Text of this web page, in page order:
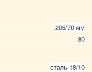
205/70 мм
80
сталь 18/10